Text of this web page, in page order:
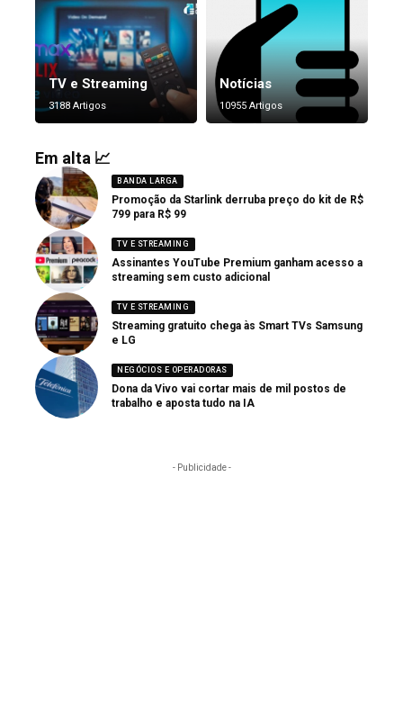
TV e Streaming
3188 Artigos
Notícias
10955 Artigos
Em alta 📈
BANDA LARGA
Promoção da Starlink derruba preço do kit de R$
799 para R$ 99
TV E STREAMING
Assinantes YouTube Premium ganham acesso a
streaming sem custo adicional
TV E STREAMING
Streaming gratuito chega às Smart TVs Samsung
e LG
NEGÓCIOS E OPERADORAS
Dona da Vivo vai cortar mais de mil postos de
trabalho e aposta tudo na IA
- Publicidade -